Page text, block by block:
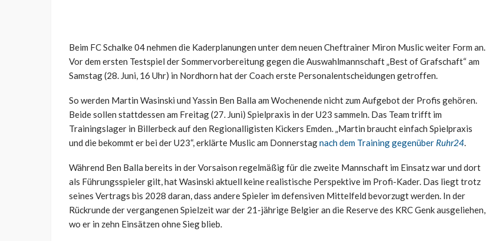
Beim FC Schalke 04 nehmen die Kaderplanungen unter dem neuen Cheftrainer Miron Muslic weiter Form an.
Vor dem ersten Testspiel der Sommervorbereitung gegen die Auswahlmannschaft „Best of Grafschaft“ am
Samstag (28. Juni, 16 Uhr) in Nordhorn hat der Coach erste Personalentscheidungen getroffen.
So werden Martin Wasinski und Yassin Ben Balla am Wochenende nicht zum Aufgebot der Profis gehören.
Beide sollen stattdessen am Freitag (27. Juni) Spielpraxis in der U23 sammeln. Das Team trifft im
Trainingslager in Billerbeck auf den Regionalligisten Kickers Emden. „Martin braucht einfach Spielpraxis
und die bekommt er bei der U23“, erklärte Muslic am Donnerstagnach dem Training gegenüber Ruhr24.
Während Ben Balla bereits in der Vorsaison regelmäßig für die zweite Mannschaft im Einsatz war und dort
als Führungsspieler gilt, hat Wasinski aktuell keine realistische Perspektive im Profi-Kader. Das liegt trotz
seines Vertrags bis 2028 daran, dass andere Spieler im defensiven Mittelfeld bevorzugt werden. In der
Rückrunde der vergangenen Spielzeit war der 21-jährige Belgier an die Reserve des KRC Genk ausgeliehen,
wo er in zehn Einsätzen ohne Sieg blieb.